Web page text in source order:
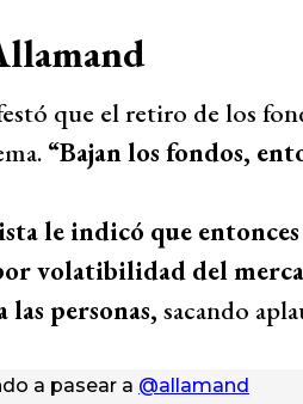
que el retiro de los
“Bajan los fondos,
le indicó que
volatibilidad del
personas, sacando
a pasear a @allamand